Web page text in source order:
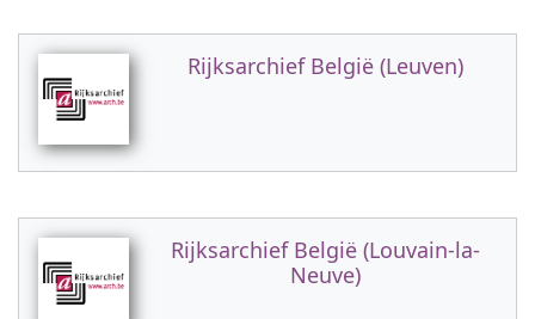
Rijksarchief België (Leuven)
Rijksarchief België (Louvain-la-
Neuve)